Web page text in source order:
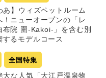
あ】ウィズペットルーム
！ニューオープンの「レ
布院 圍-Kakoi-」を含む別
るモデルコース
全国特集
大な人気「大江戸温泉物